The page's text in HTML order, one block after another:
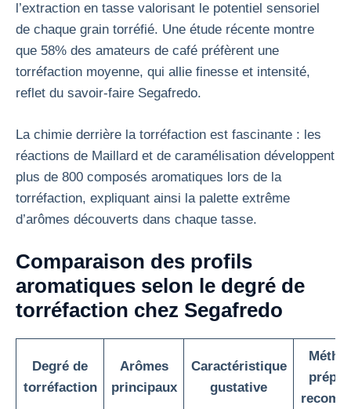
l’extraction en tasse valorisant le potentiel sensoriel
de chaque grain torréfié. Une étude récente montre
que 58% des amateurs de café préfèrent une
torréfaction moyenne, qui allie finesse et intensité,
reflet du savoir-faire Segafredo.
La chimie derrière la torréfaction est fascinante : les
réactions de Maillard et de caramélisation développent
plus de 800 composés aromatiques lors de la
torréfaction, expliquant ainsi la palette extrême
d’arômes découverts dans chaque tasse.
Comparaison des profils
aromatiques selon le degré de
torréfaction chez Segafredo
Degré de
torréfaction
Arômes
principaux
Caractéristique
gustative